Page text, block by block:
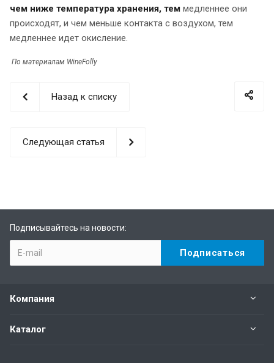
чем ниже температура хранения, тем медленнее они
происходят, и чем меньше контакта с воздухом, тем
медленнее идет окисление.
По материалам WineFolly
Назад к списку
Следующая статья
Подписывайтесь на новости:
Компания
Каталог